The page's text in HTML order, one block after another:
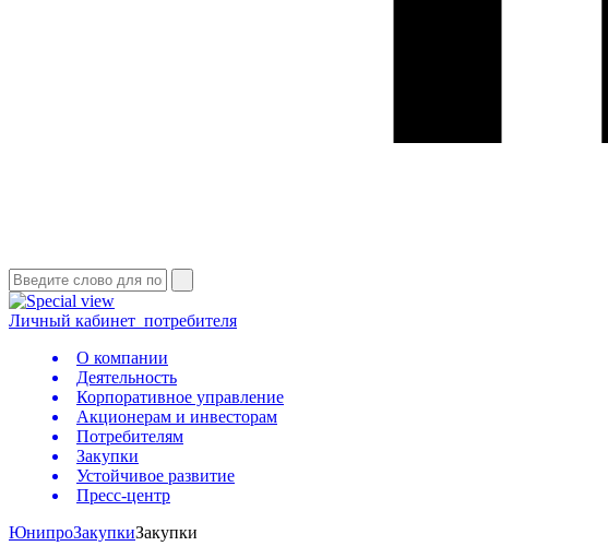
Личный кабинет потребителя
О компании
Деятельность
Корпоративное управление
Акционерам и инвесторам
Потребителям
Закупки
Устойчивое развитие
Пресс-центр
ЮнипроЗакупкиЗакупки